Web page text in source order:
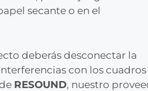
secante o en el
deberás desconectar la
con los
RESOUND, nuestro